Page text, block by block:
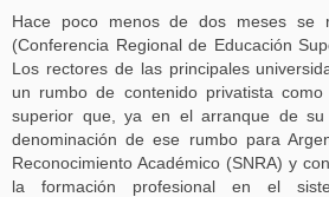
Hace poco menos de dos meses se
(Conferencia Regional de Educación
Los rectores de las principales
un rumbo de contenido privatista
superior que, ya en el arranque de
denominación de ese rumbo para
Reconocimiento Académico (SNRA) y
la formación profesional en el